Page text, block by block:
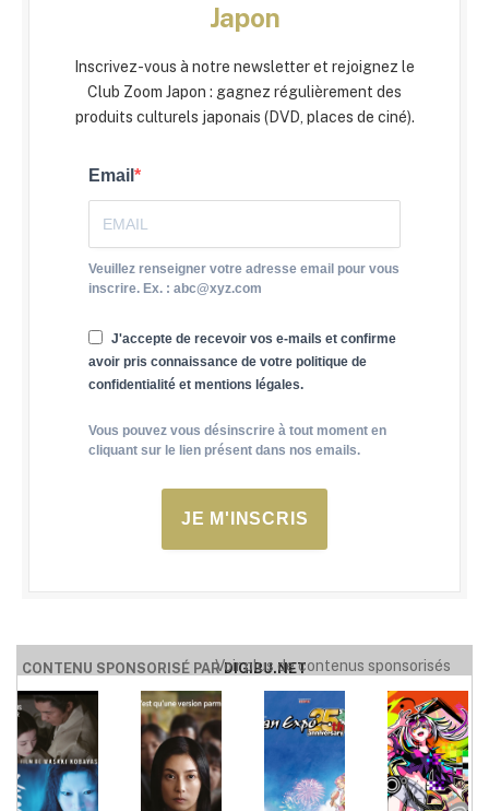
Japon
Inscrivez-vous à notre newsletter et rejoignez le
Club Zoom Japon : gagnez régulièrement des
produits culturels japonais (DVD, places de ciné).
Email
Veuillez renseigner votre adresse email pour vous
inscrire. Ex. : abc@xyz.com
J'accepte de recevoir vos e-mails et confirme
avoir pris connaissance de votre politique de
confidentialité et mentions légales.
Vous pouvez vous désinscrire à tout moment en
cliquant sur le lien présent dans nos emails.
JE M'INSCRIS
CONTENU SPONSORISÉ PARDIGIBU.NET
Voir plus de contenus sponsorisés